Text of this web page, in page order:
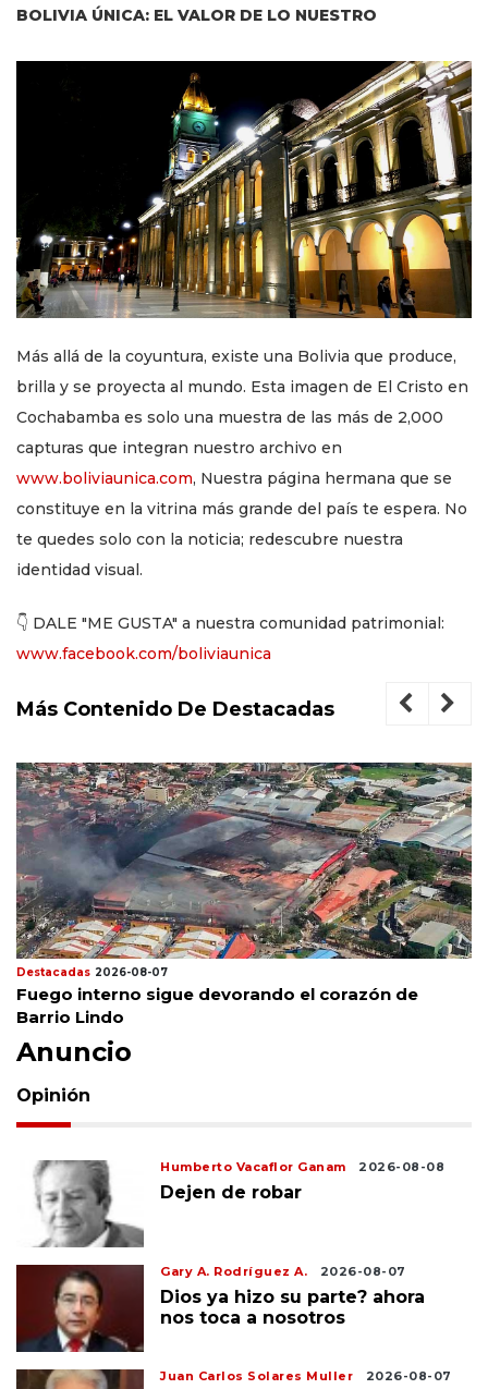
BOLIVIA ÚNICA: EL VALOR DE LO NUESTRO
Más allá de la coyuntura, existe una Bolivia que produce,
brilla y se proyecta al mundo. Esta imagen de El Cristo en
Cochabamba es solo una muestra de las más de 2,000
capturas que integran nuestro archivo en
www.boliviaunica.com, Nuestra página hermana que se
constituye en la vitrina más grande del país te espera. No
te quedes solo con la noticia; redescubre nuestra
identidad visual.
👇 DALE "ME GUSTA" a nuestra comunidad patrimonial:
www.facebook.com/boliviaunica
Más Contenido De Destacadas
Destacadas 2026-08-07
Fuego interno sigue devorando el corazón de
Barrio Lindo
Anuncio
Opinión
Humberto Vacaflor Ganam 2026-08-08
Dejen de robar
Gary A. Rodríguez A. 2026-08-07
Dios ya hizo su parte? ahora
nos toca a nosotros
Juan Carlos Solares Muller 2026-08-07